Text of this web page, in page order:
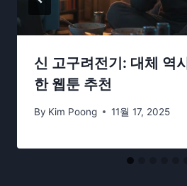
신 고구려전기: 대체 역
한 웹툰 추천
By Kim Poong 11월 17, 2025